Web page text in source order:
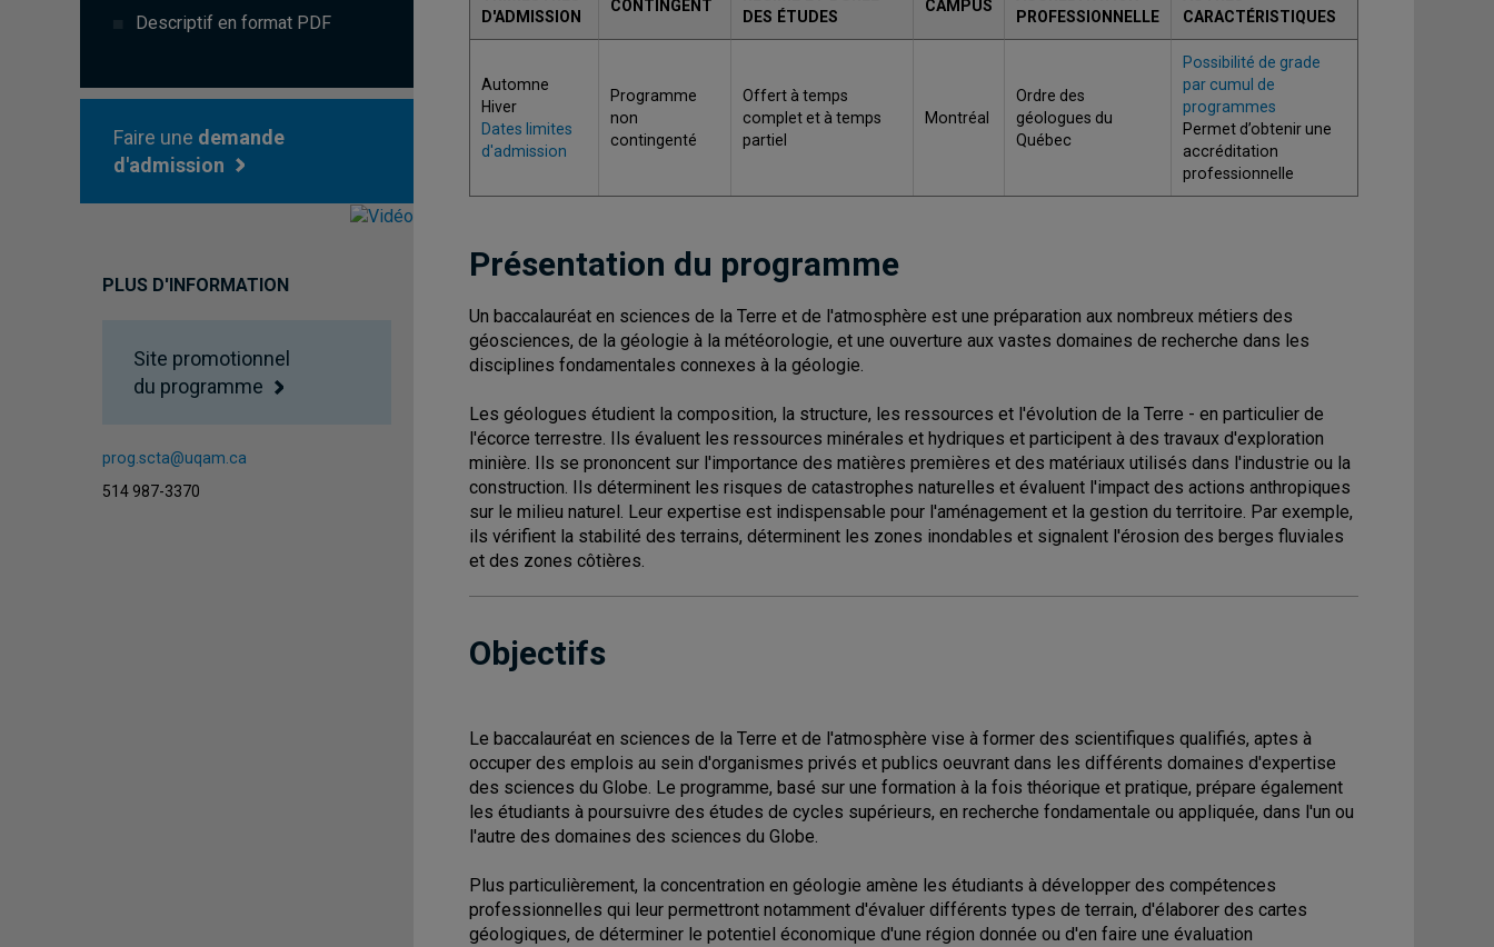
Descriptif en format PDF
Faire une demande
d'admission
PLUS D'INFORMATION
Site promotionnel
du programme
prog.scta@uqam.ca
514 987-3370
D'ADMISSION
CONTINGENT
DES ÉTUDES
CAMPUS
PROFESSIONNELLE
CARACTÉRISTIQUES
Automne
Hiver
Dates limites
d'admission
Programme
non
contingenté
Offert à temps
complet et à temps
partiel
Montréal
Ordre des
géologues du
Québec
Possibilité de grade
par cumul de
programmes
Permet d’obtenir une
accréditation
professionnelle
Présentation du programme
Un baccalauréat en sciences de la Terre et de l'atmosphère est une préparation aux nombreux métiers des
géosciences, de la géologie à la météorologie, et une ouverture aux vastes domaines de recherche dans les
disciplines fondamentales connexes à la géologie.
Les géologues étudient la composition, la structure, les ressources et l'évolution de la Terre - en particulier de
l'écorce terrestre. Ils évaluent les ressources minérales et hydriques et participent à des travaux d'exploration
minière. Ils se prononcent sur l'importance des matières premières et des matériaux utilisés dans l'industrie ou la
construction. Ils déterminent les risques de catastrophes naturelles et évaluent l'impact des actions anthropiques
sur le milieu naturel. Leur expertise est indispensable pour l'aménagement et la gestion du territoire. Par exemple,
ils vérifient la stabilité des terrains, déterminent les zones inondables et signalent l'érosion des berges fluviales
et des zones côtières.
Objectifs
Le baccalauréat en sciences de la Terre et de l'atmosphère vise à former des scientifiques qualifiés, aptes à
occuper des emplois au sein d'organismes privés et publics oeuvrant dans les différents domaines d'expertise
des sciences du Globe. Le programme, basé sur une formation à la fois théorique et pratique, prépare également
les étudiants à poursuivre des études de cycles supérieurs, en recherche fondamentale ou appliquée, dans l'un ou
l'autre des domaines des sciences du Globe.
Plus particulièrement, la concentration en géologie amène les étudiants à développer des compétences
professionnelles qui leur permettront notamment d'évaluer différents types de terrain, d'élaborer des cartes
géologiques, de déterminer le potentiel économique d'une région donnée ou d'en faire une évaluation